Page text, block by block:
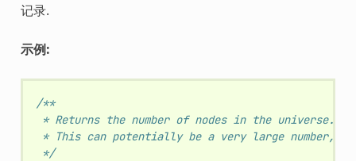
记录.
示例:
/**
* Returns the number of nodes in the universe.
* This can potentially be a very large number,
*/